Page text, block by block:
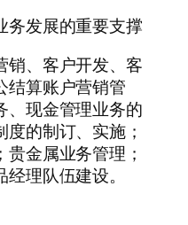
务发展的重要支撑
销、客户开发、客
结算账户营销管
、现金管理业务的
的制订、实施；
金属业务管理；
理队伍建设。